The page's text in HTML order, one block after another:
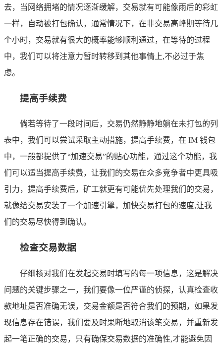
去，当网络拥堵的情况逐渐缓解，交易就有可能像雨后的彩虹
一样，自动被打包确认，通常情况下，在非交易高峰期等待几
个小时，交易就有很大的概率能够顺利通过，在等待的过程
中，我们可以将注意力暂时转移到其他事情上,不必过于焦
虑。
提高手续费
倘若等待了一段时间后，交易仍然静静地躺在未打包的列
表中，我们可以尝试采取主动措施，提高手续费，在 IM 钱包
中，一般都提供了“加速交易”的贴心功能，通过这个功能，我
们可以适当提高手续费，让我们的交易在众多竞争者中更具吸
引力，提高手续费后，矿工就更有可能优先处理我们的交易，
就像给交易安装了一个加速引擎，加快交易打包的速度,让我
们的交易尽快得到确认。
检查交易数据
仔细核对我们在发起交易时填写的每一项信息，这是解决
问题的关键步骤之一，我们要像一位严谨的侦探，认真检查收
款地址是否准确无误，交易金额是否符合我们的预期，如果发
现信息存在错误，我们要及时果断地取消该笔交易，并重新发
起一笔正确的交易，只有确保交易数据的准确性,才能避免因